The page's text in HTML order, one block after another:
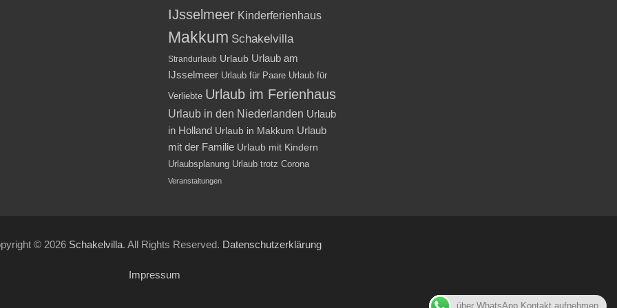
IJsselmeer Kinderferienhaus
Makkum Schakelvilla
Strandurlaub Urlaub Urlaub am
IJsselmeer Urlaub für Paare Urlaub für
Verliebte Urlaub im Ferienhaus
Urlaub in den Niederlanden Urlaub
in Holland Urlaub in Makkum Urlaub
mit der Familie Urlaub mit Kindern
Urlaubsplanung Urlaub trotz Corona
Veranstaltungen
© 2026 Schakelvilla. All Rights Reserved. Datenschutzerklärung
Impressum
über WhatsApp Kontakt aufnehmen